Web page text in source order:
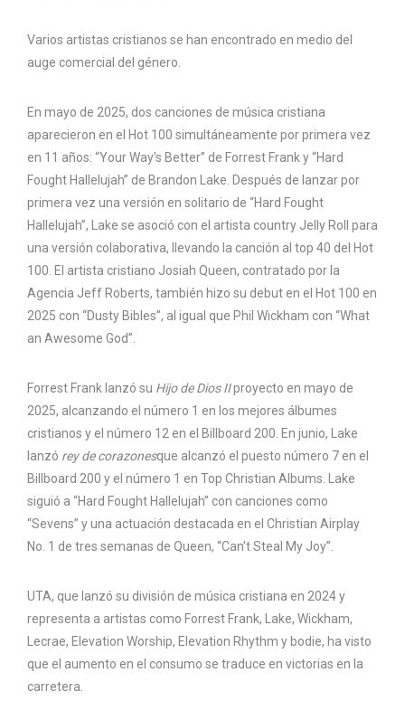
Varios artistas cristianos se han encontrado en medio del
auge comercial del género.
En mayo de 2025, dos canciones de música cristiana
aparecieron en el Hot 100 simultáneamente por primera vez
en 11 años: “Your Way's Better” de Forrest Frank y “Hard
Fought Hallelujah” de Brandon Lake. Después de lanzar por
primera vez una versión en solitario de “Hard Fought
Hallelujah”, Lake se asoció con el artista country Jelly Roll para
una versión colaborativa, llevando la canción al top 40 del Hot
100. El artista cristiano Josiah Queen, contratado por la
Agencia Jeff Roberts, también hizo su debut en el Hot 100 en
2025 con “Dusty Bibles”, al igual que Phil Wickham con “What
an Awesome God”.
Forrest Frank lanzó su Hijo de Dios IIproyecto en mayo de
2025, alcanzando el número 1 en los mejores álbumes
cristianos y el número 12 en el Billboard 200. En junio, Lake
lanzó rey de corazonesque alcanzó el puesto número 7 en el
Billboard 200 y el número 1 en Top Christian Albums. Lake
siguió a “Hard Fought Hallelujah” con canciones como
“Sevens” y una actuación destacada en el Christian Airplay
No. 1 de tres semanas de Queen, “Can't Steal My Joy”.
UTA, que lanzó su división de música cristiana en 2024 y
representa a artistas como Forrest Frank, Lake, Wickham,
Lecrae, Elevation Worship, Elevation Rhythm y bodie, ha visto
que el aumento en el consumo se traduce en victorias en la
carretera.